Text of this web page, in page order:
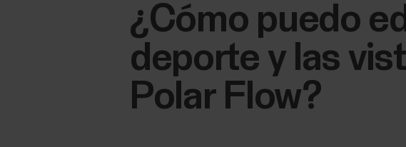
¿Cómo puedo
deporte y las
Polar Flow?